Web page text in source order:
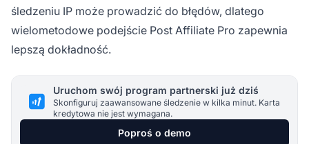
śledzeniu IP może prowadzić do błędów, dlatego
wielometodowe podejście Post Affiliate Pro zapewnia
lepszą dokładność.
Uruchom swój program partnerski już dziś
Skonfiguruj zaawansowane śledzenie w kilka minut. Karta
kredytowa nie jest wymagana.
Poproś o demo